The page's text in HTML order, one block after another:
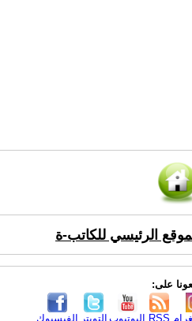
الرئيسي للكاتب-ة
على:
الفيسبوك التويتر اليوتيوب RSS